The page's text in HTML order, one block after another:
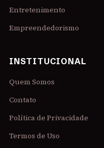
Entretenimento
Empreendedorismo
INSTITUCIONAL
Quem Somos
Contato
Política de Privacidade
Termos de Uso